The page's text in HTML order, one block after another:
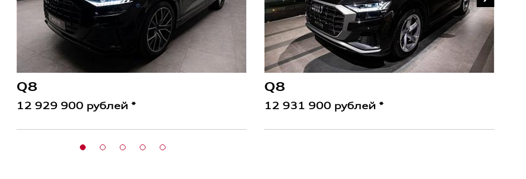
Q8
12 929 900 рублей *
Q8
12 931 900 рублей *